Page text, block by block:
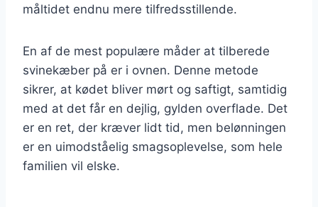
måltidet endnu mere tilfredsstillende.
En af de mest populære måder at tilberede
svinekæber på er i ovnen. Denne metode
sikrer, at kødet bliver mørt og saftigt, samtidig
med at det får en dejlig, gylden overflade. Det
er en ret, der kræver lidt tid, men belønningen
er en uimodståelig smagsoplevelse, som hele
familien vil elske.